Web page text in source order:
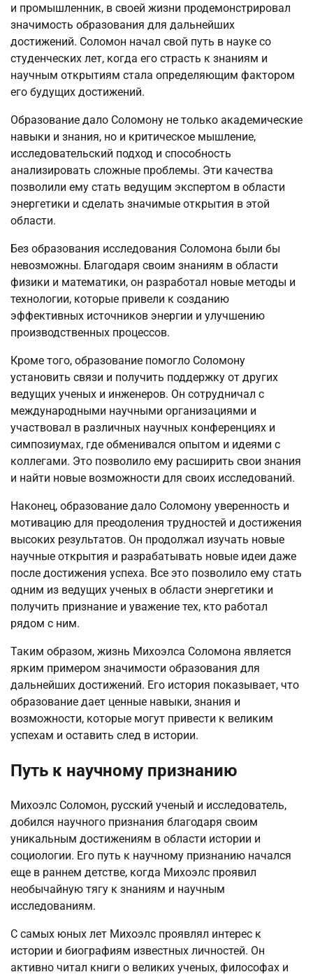
и промышленник, в своей жизни продемонстрировал
значимость образования для дальнейших
достижений. Соломон начал свой путь в науке со
студенческих лет, когда его страсть к знаниям и
научным открытиям стала определяющим фактором
его будущих достижений.
Образование дало Соломону не только академические
навыки и знания, но и критическое мышление,
исследовательский подход и способность
анализировать сложные проблемы. Эти качества
позволили ему стать ведущим экспертом в области
энергетики и сделать значимые открытия в этой
области.
Без образования исследования Соломона были бы
невозможны. Благодаря своим знаниям в области
физики и математики, он разработал новые методы и
технологии, которые привели к созданию
эффективных источников энергии и улучшению
производственных процессов.
Кроме того, образование помогло Соломону
установить связи и получить поддержку от других
ведущих ученых и инженеров. Он сотрудничал с
международными научными организациями и
участвовал в различных научных конференциях и
симпозиумах, где обменивался опытом и идеями с
коллегами. Это позволило ему расширить свои знания
и найти новые возможности для своих исследований.
Наконец, образование дало Соломону уверенность и
мотивацию для преодоления трудностей и достижения
высоких результатов. Он продолжал изучать новые
научные открытия и разрабатывать новые идеи даже
после достижения успеха. Все это позволило ему стать
одним из ведущих ученых в области энергетики и
получить признание и уважение тех, кто работал
рядом с ним.
Таким образом, жизнь Михоэлса Соломона является
ярким примером значимости образования для
дальнейших достижений. Его история показывает, что
образование дает ценные навыки, знания и
возможности, которые могут привести к великим
успехам и оставить след в истории.
Путь к научному признанию
Михоэлс Соломон, русский ученый и исследователь,
добился научного признания благодаря своим
уникальным достижениям в области истории и
социологии. Его путь к научному признанию начался
еще в раннем детстве, когда Михоэлс проявил
необычайную тягу к знаниям и научным
исследованиям.
С самых юных лет Михоэлс проявлял интерес к
истории и биографиям известных личностей. Он
активно читал книги о великих ученых, философах и